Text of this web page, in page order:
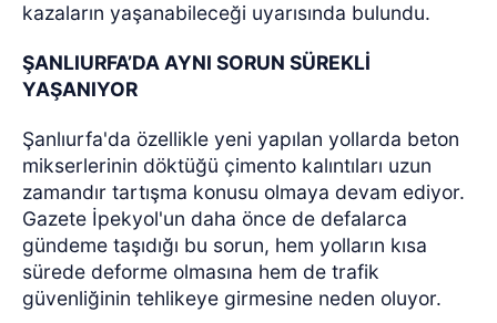
kazaların yaşanabileceği uyarısında bulundu.
ŞANLIURFA’DA AYNI SORUN SÜREKLİ
YAŞANIYOR
Şanlıurfa'da özellikle yeni yapılan yollarda beton
mikserlerinin döktüğü çimento kalıntıları uzun
zamandır tartışma konusu olmaya devam ediyor.
Gazete İpekyol'un daha önce de defalarca
gündeme taşıdığı bu sorun, hem yolların kısa
sürede deforme olmasına hem de trafik
güvenliğinin tehlikeye girmesine neden oluyor.